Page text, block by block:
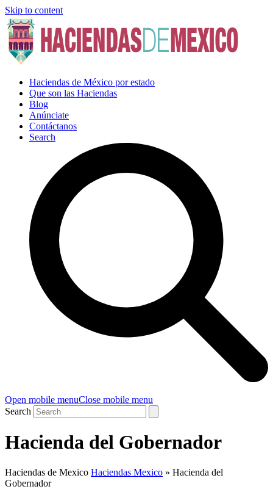
Skip to content
Haciendas de México por estado
Que son las Haciendas
Blog
Anúnciate
Contáctanos
Search
Open mobile menuClose mobile menu
Search
Hacienda del Gobernador
Haciendas de Mexico Haciendas Mexico » Hacienda del
Gobernador